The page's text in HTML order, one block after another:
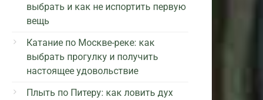
выбрать и как не испортить первую
вещь
Катание по Москве-реке: как
выбрать прогулку и получить
настоящее удовольствие
Плыть по Питеру: как ловить дух